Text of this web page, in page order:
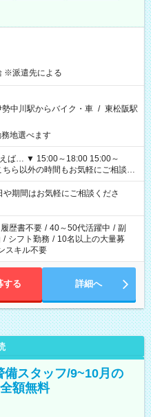
※派遣先による
勢中川駅からバイク・車 / 東松阪駅
地選べます
期間はお気軽にご相談くださ
履歴書不要 / 40～50代活躍中 / 副
/ シフト勤務 / 10名以上の大量募
スキル不要
する 詳細へ
備スタッフ/9~10月の
額無料